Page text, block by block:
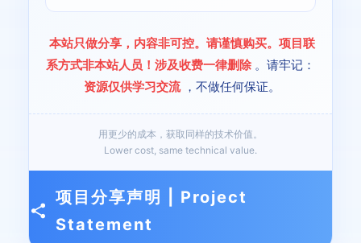
本站只做分享，内容非可控。请谨慎购买。项目联
系方式非本站人员！涉及收费一律删除 。请牢记：
资源仅供学习交流 ，不做任何保证。
用更少的成本，获取同样的技术价值。
Lower cost, same technical value.
项目分享声明 | Project
Statement